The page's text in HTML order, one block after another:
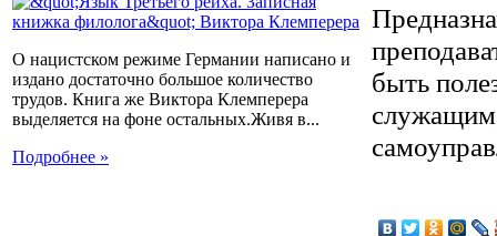
О нацистском режиме Германии написано и
издано достаточно большое количество
трудов. Книга же Виктора Клемперера
выделяется на фоне остальных.Живя в...
Подробнее »
быть